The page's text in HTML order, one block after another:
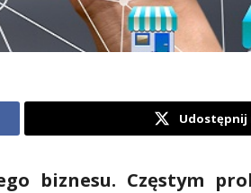
biznesu. Częstym